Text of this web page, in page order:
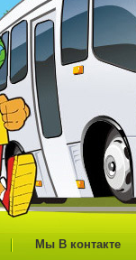
Мы В контакте